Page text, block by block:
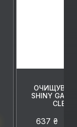
ОЧИЩУВАЧ
SHINY
637 ₴